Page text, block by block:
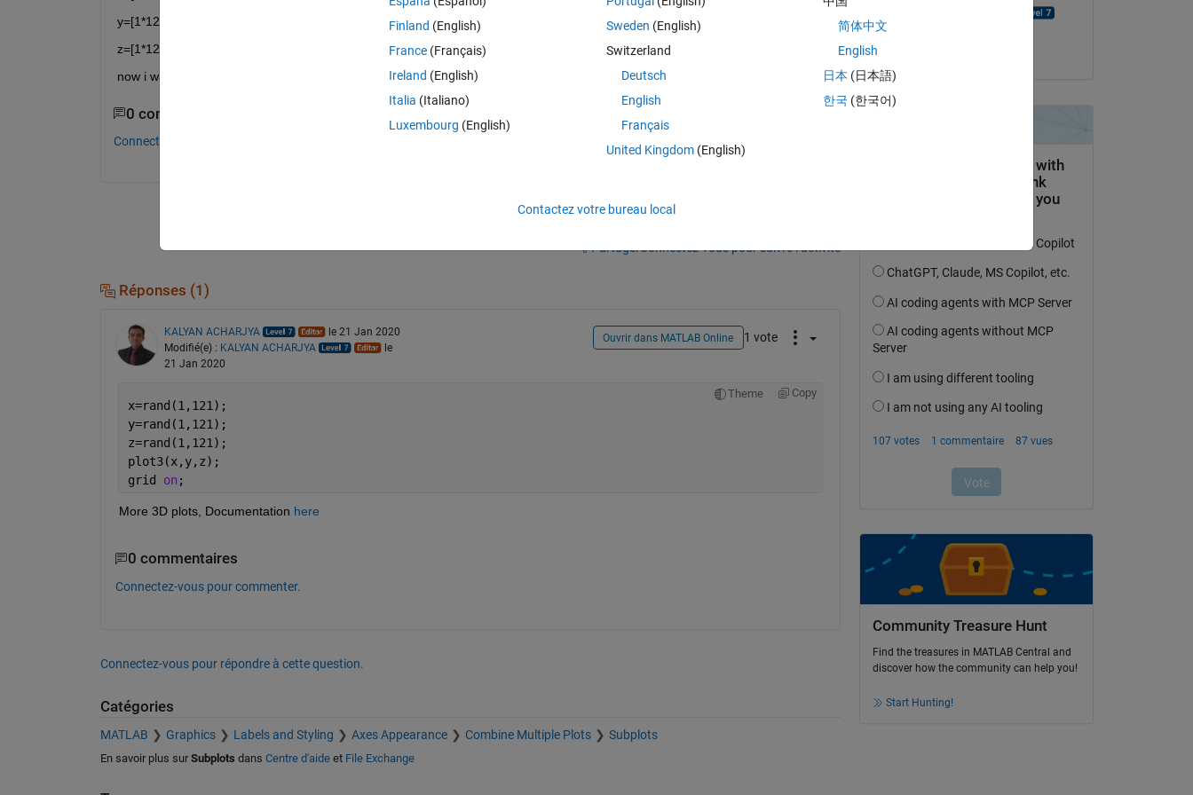
y=[1*121]
z=[1*121]
now i want to draw its figure in matlab.
0 commentaires
Connectez-vous pour commenter.
Connectez-vous pour répondre à cette question.
PartagerConnectez-vous pour suivre l’activité
Réponses (1)
KALYAN ACHARJYA
le 21 Jan 2020
Modifié(e) : KALYAN ACHARJYA
le
21 Jan 2020
Ouvrir dans MATLAB Online 1 vote
Theme Copy
x=rand(1,121);
y=rand(1,121);
z=rand(1,121);
plot3(x,y,z);
grid on ;
More 3D plots, Documentation here
0 commentaires
Connectez-vous pour commenter.
Connectez-vous pour répondre à cette question.
Catégories
MATLAB Graphics Labels and Styling Axes Appearance Combine Multiple Plots Subplots
En savoir plus sur Subplots dans Centre d'aideet File Exchange
Community Treasure Hunt
Find the treasures in MATLAB Central and
discover how the community can help you!
Start Hunting!
Finland (English)
France (Français)
Ireland (English)
Italia (Italiano)
Luxembourg (English)
Sweden (English)
Switzerland
Deutsch
English
Français
United Kingdom(English)
简体中文
English
日本 (日本語)
한국 (한국어)
Contactez votre bureau local